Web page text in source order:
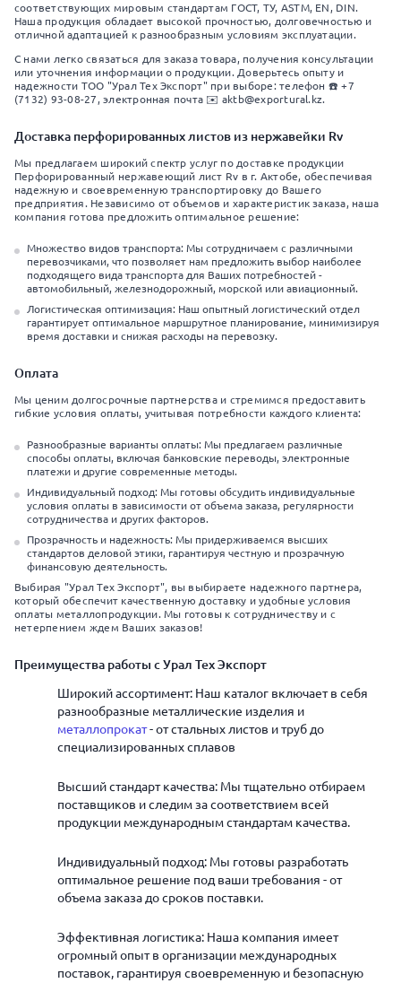
соответствующих мировым стандартам ГОСТ, ТУ, ASTM, EN, DIN.
Наша продукция обладает высокой прочностью, долговечностью и
отличной адаптацией к разнообразным условиям эксплуатации.
С нами легко связаться для заказа товара, получения консультации
или уточнения информации о продукции. Доверьтесь опыту и
надежности ТОО "Урал Тех Экспорт" при выборе: телефон ☎️ +7
(7132) 93-08-27, электронная почта ✉️ aktb@exportural.kz.
Доставка перфорированных листов из нержавейки Rv
Мы предлагаем широкий спектр услуг по доставке продукции
Перфорированный нержавеющий лист Rv в г. Актобе, обеспечивая
надежную и своевременную транспортировку до Вашего
предприятия. Независимо от объемов и характеристик заказа, наша
компания готова предложить оптимальное решение:
Множество видов транспорта: Мы сотрудничаем с различными
перевозчиками, что позволяет нам предложить выбор наиболее
подходящего вида транспорта для Ваших потребностей -
автомобильный, железнодорожный, морской или авиационный.
Логистическая оптимизация: Наш опытный логистический отдел
гарантирует оптимальное маршрутное планирование, минимизируя
время доставки и снижая расходы на перевозку.
Оплата
Мы ценим долгосрочные партнерства и стремимся предоставить
гибкие условия оплаты, учитывая потребности каждого клиента:
Разнообразные варианты оплаты: Мы предлагаем различные
способы оплаты, включая банковские переводы, электронные
платежи и другие современные методы.
Индивидуальный подход: Мы готовы обсудить индивидуальные
условия оплаты в зависимости от объема заказа, регулярности
сотрудничества и других факторов.
Прозрачность и надежность: Мы придерживаемся высших
стандартов деловой этики, гарантируя честную и прозрачную
финансовую деятельность.
Выбирая "Урал Тех Экспорт", вы выбираете надежного партнера,
который обеспечит качественную доставку и удобные условия
оплаты металлопродукции. Мы готовы к сотрудничеству и с
нетерпением ждем Ваших заказов!
Преимущества работы с Урал Тех Экспорт
Широкий ассортимент: Наш каталог включает в себя
разнообразные металлические изделия и
металлопрокат- от стальных листов и труб до
специализированных сплавов
Высший стандарт качества: Мы тщательно отбираем
поставщиков и следим за соответствием всей
продукции международным стандартам качества.
Индивидуальный подход: Мы готовы разработать
оптимальное решение под ваши требования - от
объема заказа до сроков поставки.
Эффективная логистика: Наша компания имеет
огромный опыт в организации международных
поставок, гарантируя своевременную и безопасную